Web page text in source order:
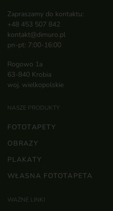
Zapraszamy do kontaktu:
+48 453 507 842
kontakt@dimuro.pl
pn-pt: 7:00-16:00
Rogowo 1a
63-840 Krobia
woj. wielkopolskie
NASZE PRODUKTY
FOTOTAPETY
OBRAZY
PLAKATY
WŁASNA FOTOTAPETA
WAŻNE LINKI